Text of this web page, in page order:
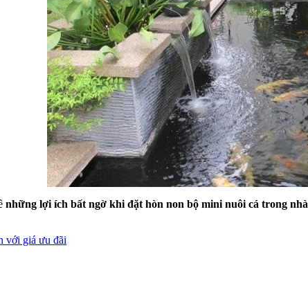
những lợi ích bất ngờ khi đặt hòn non bộ mini nuôi cá trong nhà
với giá ưu đãi